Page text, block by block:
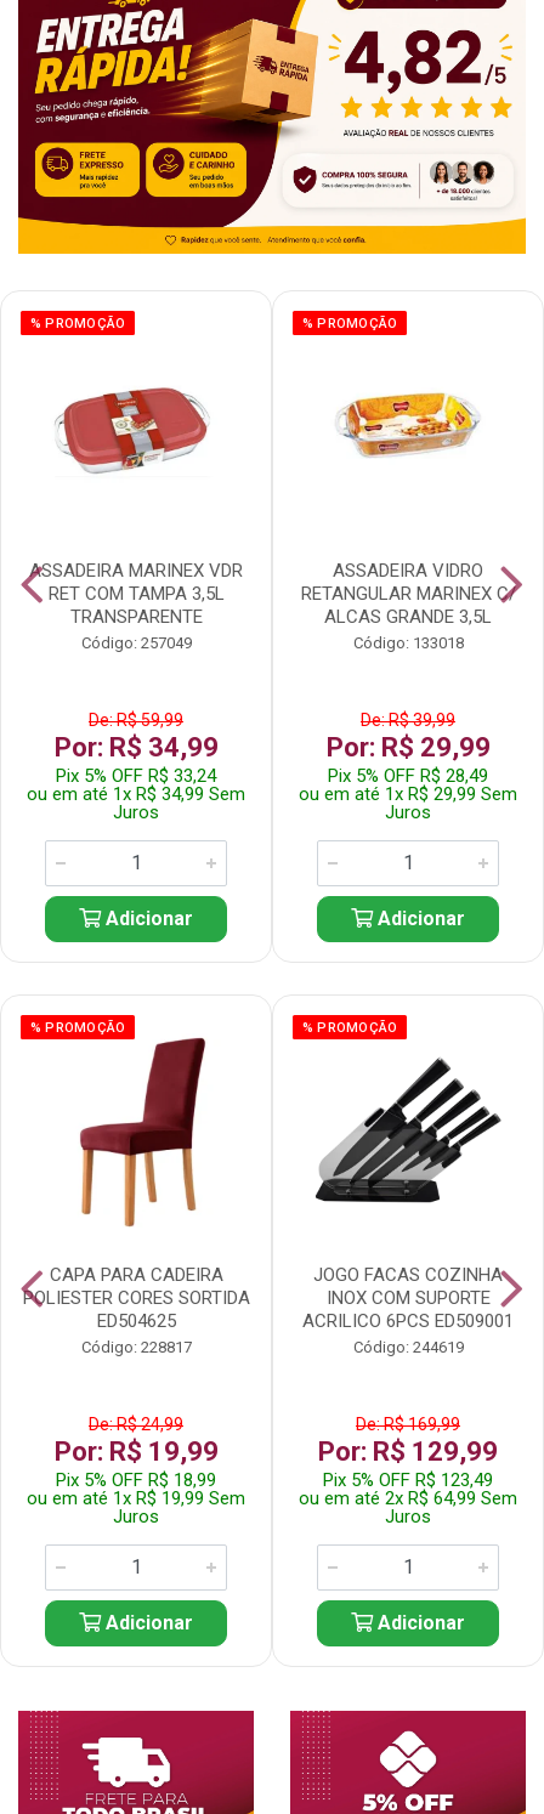
% PROMOÇÃO
ASSADEIRA MARINEX VDR
RET COM TAMPA 3,5L
TRANSPARENTE
Código: 257049
De: R$ 59,99
Por: R$ 34,99
Pix 5% OFF R$ 33,24
ou em até 1x R$ 34,99 Sem
Juros
Adicionar
% PROMOÇÃO
ASSADEIRA VIDRO
RETANGULAR MARINEX C/
ALCAS GRANDE 3,5L
Código: 133018
De: R$ 39,99
Por: R$ 29,99
Pix 5% OFF R$ 28,49
ou em até 1x R$ 29,99 Sem
Juros
Adicionar
% PROMOÇÃO
CAPA PARA CADEIRA
POLIESTER CORES SORTIDA
ED504625
Código: 228817
De: R$ 24,99
Por: R$ 19,99
Pix 5% OFF R$ 18,99
ou em até 1x R$ 19,99 Sem
Juros
Adicionar
% PROMOÇÃO
JOGO FACAS COZINHA
INOX COM SUPORTE
ACRILICO 6PCS ED509001
Código: 244619
De: R$ 169,99
Por: R$ 129,99
Pix 5% OFF R$ 123,49
ou em até 2x R$ 64,99 Sem
Juros
Adicionar